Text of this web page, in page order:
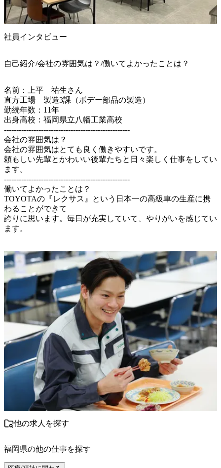
社員インタビュー
自己紹介/会社の雰囲気は？/働いてよかったことは？
名前：上平　祐生さん
直方工場　製造3課（ボデー部品の製造）
勤続年数：11年
出身高校：福岡県立八幡工業高校
---------------------------------------------------
会社の雰囲気は？
会社の雰囲気はとても良く働きやすいです。
頼もしい先輩とかわいい後輩たちと日々楽しく仕事をしてい
ます。
---------------------------------------------------
働いてよかったことは？
TOYOTAの『レクサス』という日本一の高級車の生産に携
わることができて
誇りに思います。毎日が充実していて、やりがいを感じてい
ます。
他の求人を探す
福岡県の他の仕事を探す